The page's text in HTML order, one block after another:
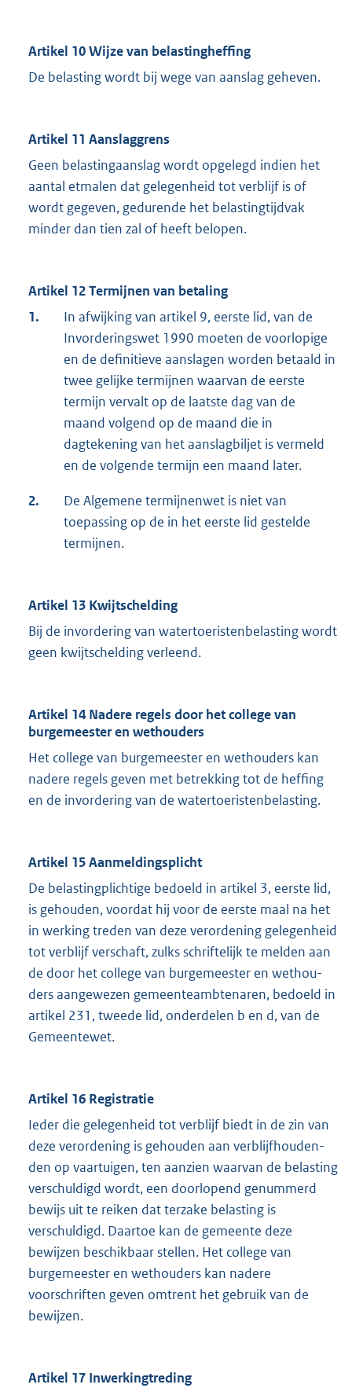
Artikel 10 Wijze van belastingheffing
De belasting wordt bij wege van aanslag geheven.
Artikel 11 Aanslaggrens
Geen belastingaanslag wordt opgelegd indien het
aantal etmalen dat gelegenheid tot verblijf is of
wordt gegeven, gedurende het belastingtijdvak
minder dan tien zal of heeft belopen.
Artikel 12 Termijnen van betaling
1.
In afwijking van artikel 9, eerste lid, van de
Invorderingswet 1990 moeten de voorlopige
en de definitieve aanslagen worden betaald in
twee gelijke termijnen waarvan de eerste
termijn vervalt op de laatste dag van de
maand volgend op de maand die in
dagtekening van het aanslagbiljet is vermeld
en de volgende termijn een maand later.
2.
De Algemene termijnenwet is niet van
toepassing op de in het eerste lid gestelde
termijnen.
Artikel 13 Kwijtschelding
Bij de invordering van watertoeristenbelasting wordt
geen kwijtschelding verleend.
Artikel 14 Nadere regels door het college van
burgemeester en wethouders
Het college van burgemeester en wethouders kan
nadere regels geven met betrekking tot de heffing
en de invordering van de watertoeristenbelasting.
Artikel 15 Aanmeldingsplicht
De belastingplichtige bedoeld in artikel 3, eerste lid,
is gehouden, voordat hij voor de eerste maal na het
in werking treden van deze verordening gelegenheid
tot verblijf ver­schaft, zulks schriftelijk te melden aan
de door het college van burgemeester en wethou­
ders aangewezen gemeenteambtenaren, bedoeld in
artikel 231, tweede lid, onderdelen b en d, van de
Gemeentewet.
Artikel 16 Registratie
Ieder die gelegenheid tot verblijf biedt in de zin van
deze verordening is gehouden aan verblijfhou­den­
den op vaartuigen, ten aanzien waarvan de belasting
verschuldigd wordt, een doorlopend genum­merd
bewijs uit te reiken dat terzake belasting is
verschuldigd. Daartoe kan de gemeente deze
bewijzen beschikbaar stellen. Het college van
burgemees­ter en wethouders kan nadere
voorschriften geven omtrent het gebruik van de
bewijzen.
Artikel 17 Inwerkingtreding